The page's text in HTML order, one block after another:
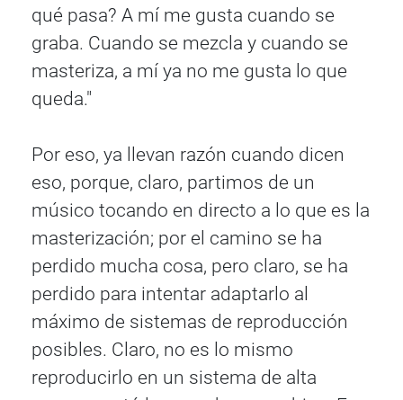
qué pasa? A mí me gusta cuando se
graba. Cuando se mezcla y cuando se
masteriza, a mí ya no me gusta lo que
queda."
Por eso, ya llevan razón cuando dicen
eso, porque, claro, partimos de un
músico tocando en directo a lo que es la
masterización; por el camino se ha
perdido mucha cosa, pero claro, se ha
perdido para intentar adaptarlo al
máximo de sistemas de reproducción
posibles. Claro, no es lo mismo
reproducirlo en un sistema de alta